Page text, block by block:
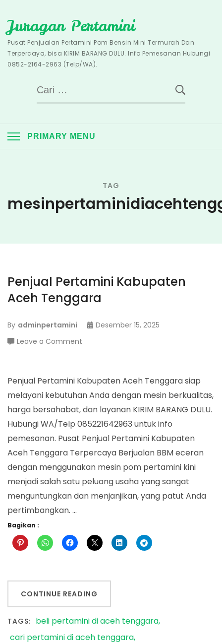
to
content
Juragan Pertamini
Pusat Penjualan Pertamini Pom Bensin Mini Termurah Dan
Terpercaya, bisa KIRIM BARANG DULU. Info Pemesanan Hubungi
0852-2164-2963 (Telp/WA).
Cari
untuk:
PRIMARY MENU
TAG
Penjual Pertamini Kabupaten
Aceh Tenggara
By adminpertamini
Desember 15, 2025
Leave a Comment
Kabupaten
Aceh
Tenggara
Penjual Pertamini Kabupaten Aceh Tenggara siap
melayani kebutuhan Anda dengan mesin berkualitas,
harga bersahabat, dan layanan KIRIM BARANG DULU.
Hubungi WA/Telp 085221642963 untuk info
pemesanan. Pusat Penjual Pertamini Kabupaten
Aceh Tenggara Terpercaya Berjualan BBM eceran
dengan menggunakan mesin pom pertamini kini
menjadi salah satu peluang usaha yang sangat
menguntungkan dan menjanjikan, yang patut Anda
pertimbangkan. …
Bagikan :
CONTINUE READING
TAGS: beli pertamini di aceh tenggara
cari pertamini di aceh tenggara